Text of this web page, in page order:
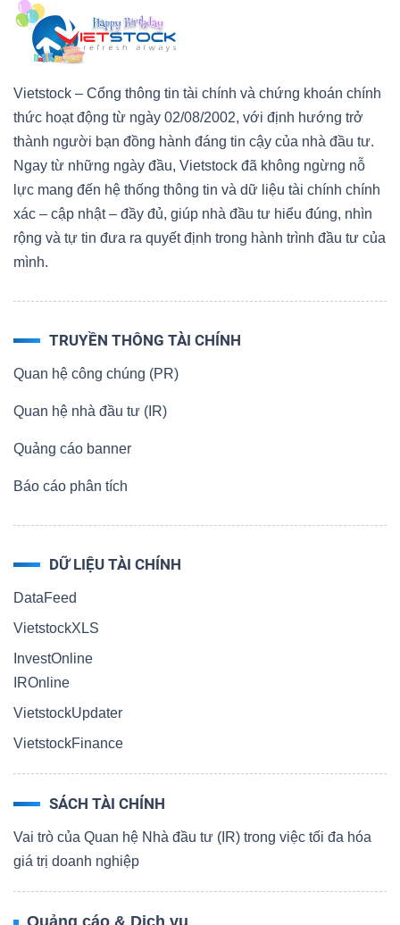
Vietstock – Cổng thông tin tài chính và chứng khoán chính
thức hoạt động từ ngày 02/08/2002, với định hướng trở
thành người bạn đồng hành đáng tin cậy của nhà đầu tư.
Ngay từ những ngày đầu, Vietstock đã không ngừng nỗ
lực mang đến hệ thống thông tin và dữ liệu tài chính chính
xác – cập nhật – đầy đủ, giúp nhà đầu tư hiểu đúng, nhìn
rộng và tự tin đưa ra quyết định trong hành trình đầu tư của
mình.
TRUYỀN THÔNG TÀI CHÍNH
Quan hệ công chúng (PR)
Quan hệ nhà đầu tư (IR)
Quảng cáo banner
Báo cáo phân tích
DỮ LIỆU TÀI CHÍNH
DataFeed
VietstockXLS
InvestOnline
IROnline
VietstockUpdater
VietstockFinance
SÁCH TÀI CHÍNH
Vai trò của Quan hệ Nhà đầu tư (IR) trong việc tối đa hóa
giá trị doanh nghiệp